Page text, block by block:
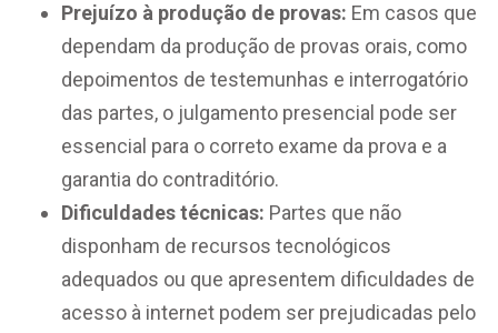
Prejuízo à produção de provas: Em casos que
dependam da produção de provas orais, como
depoimentos de testemunhas e interrogatório
das partes, o julgamento presencial pode ser
essencial para o correto exame da prova e a
garantia do contraditório.
Dificuldades técnicas: Partes que não
disponham de recursos tecnológicos
adequados ou que apresentem dificuldades de
acesso à internet podem ser prejudicadas pelo